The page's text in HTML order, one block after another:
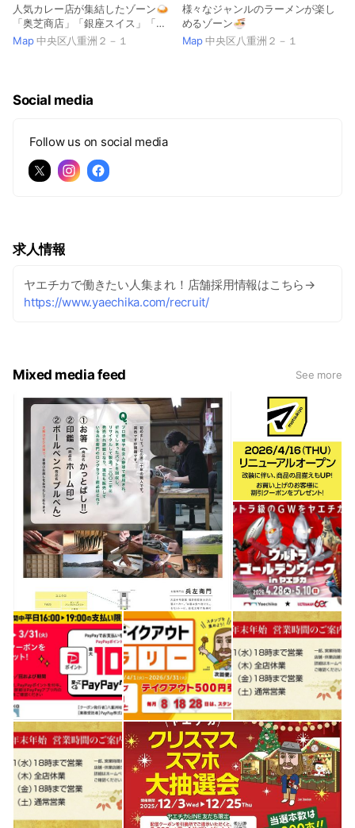
人気カレー店が集結したゾーン🍛
「奥芝商店」「銀座スイス」「コ
ロンビア8」「シターラダイナー」
Map 中央区八重洲２－１
様々なジャンルのラーメンが楽し
めるゾーン🍜
Map 中央区八重洲２－１
Social media
Follow us on social media
求人情報
ヤエチカで働きたい人集まれ！店舗採用情報はこちら→
https://www.yaechika.com/recruit/
Mixed media feed See more